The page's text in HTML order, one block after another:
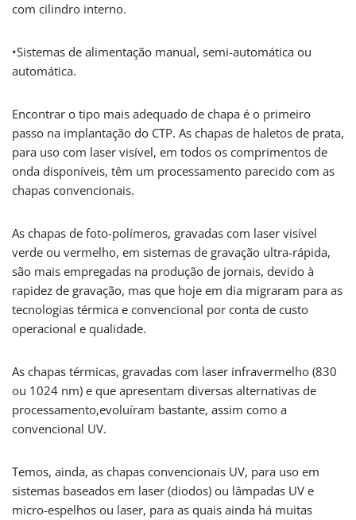
com cilindro interno.
•Sistemas de alimentação manual, semi-automática ou
automática.
Encontrar o tipo mais adequado de chapa é o primeiro
passo na implantação do CTP. As chapas de haletos de prata,
para uso com laser visível, em todos os comprimentos de
onda disponíveis, têm um processamento parecido com as
chapas convencionais.
As chapas de foto-polímeros, gravadas com laser visível
verde ou vermelho, em sistemas de gravação ultra-rápida,
são mais empregadas na produção de jornais, devido à
rapidez de gravação, mas que hoje em dia migraram para as
tecnologias térmica e convencional por conta de custo
operacional e qualidade.
As chapas térmicas, gravadas com laser infravermelho (830
ou 1024 nm) e que apresentam diversas alternativas de
processamento,evoluíram bastante, assim como a
convencional UV.
Temos, ainda, as chapas convencionais UV, para uso em
sistemas baseados em laser (diodos) ou lâmpadas UV e
micro-espelhos ou laser, para as quais ainda há muitas